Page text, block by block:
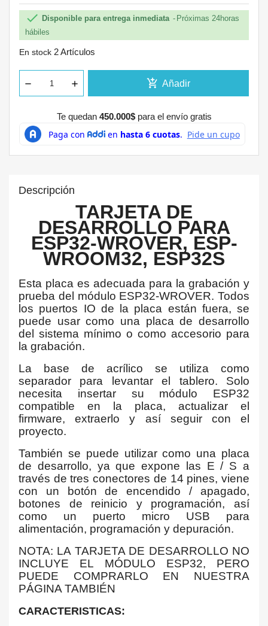
 Disponible para entrega inmediata
Próximas 24horas
hábiles
En stock 2 Artículos
add_shopping_cart Añadir
Te quedan 450.000$para el envío gratis
Descripción
TARJETA DE
DESARROLLO PARA
ESP32-WROVER, ESP-
WROOM32, ESP32S
Esta placa es adecuada para la grabación y
prueba del módulo ESP32-WROVER. Todos
los puertos IO de la placa están fuera, se
puede usar como una placa de desarrollo
del sistema mínimo o como accesorio para
la grabación.
La base de acrílico se utiliza como
separador para levantar el tablero. Solo
necesita insertar su módulo ESP32
compatible en la placa, actualizar el
firmware, extraerlo y así seguir con el
proyecto.
También se puede utilizar como una placa
de desarrollo, ya que expone las E / S a
través de tres conectores de 14 pines, viene
con un botón de encendido / apagado,
botones de reinicio y programación, así
como un puerto micro USB para
alimentación, programación y depuración.
NOTA: LA TARJETA DE DESARROLLO NO
INCLUYE EL MÓDULO ESP32, PERO
PUEDE COMPRARLO EN NUESTRA
PÁGINA TAMBIÉN
CARACTERISTICAS: